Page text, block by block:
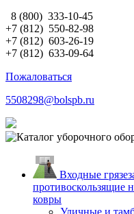
8 (800) 333-10-45
+7 (812) 550-82-98
+7 (812) 603-26-19
+7 (812) 633-09-64
Пожаловаться
5508298@bolspb.ru
Входные
противоскользящие
ковры